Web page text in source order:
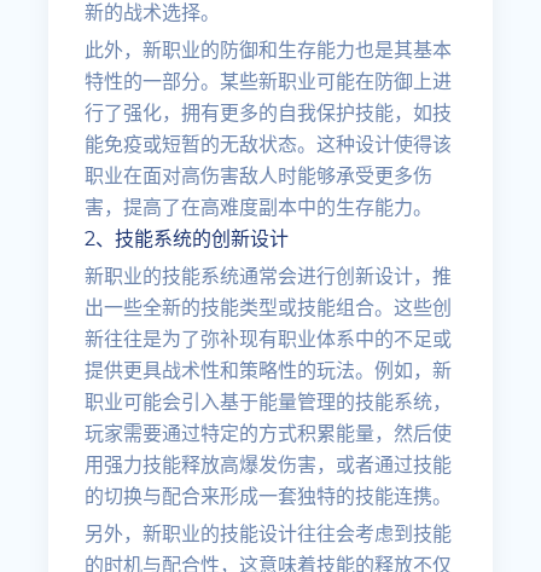
新的战术选择。
此外，新职业的防御和生存能力也是其基本
特性的一部分。某些新职业可能在防御上进
行了强化，拥有更多的自我保护技能，如技
能免疫或短暂的无敌状态。这种设计使得该
职业在面对高伤害敌人时能够承受更多伤
害，提高了在高难度副本中的生存能力。
2、技能系统的创新设计
新职业的技能系统通常会进行创新设计，推
出一些全新的技能类型或技能组合。这些创
新往往是为了弥补现有职业体系中的不足或
提供更具战术性和策略性的玩法。例如，新
职业可能会引入基于能量管理的技能系统，
玩家需要通过特定的方式积累能量，然后使
用强力技能释放高爆发伤害，或者通过技能
的切换与配合来形成一套独特的技能连携。
另外，新职业的技能设计往往会考虑到技能
的时机与配合性，这意味着技能的释放不仅